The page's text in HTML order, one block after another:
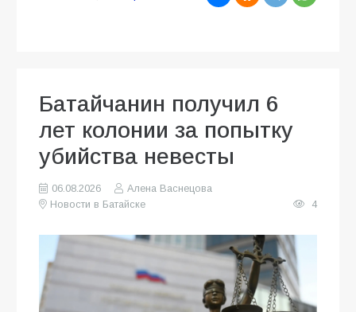
Батайчанин получил 6
лет колонии за попытку
убийства невесты
06.08.2026
Алена Васнецова
Новости в Батайске
4